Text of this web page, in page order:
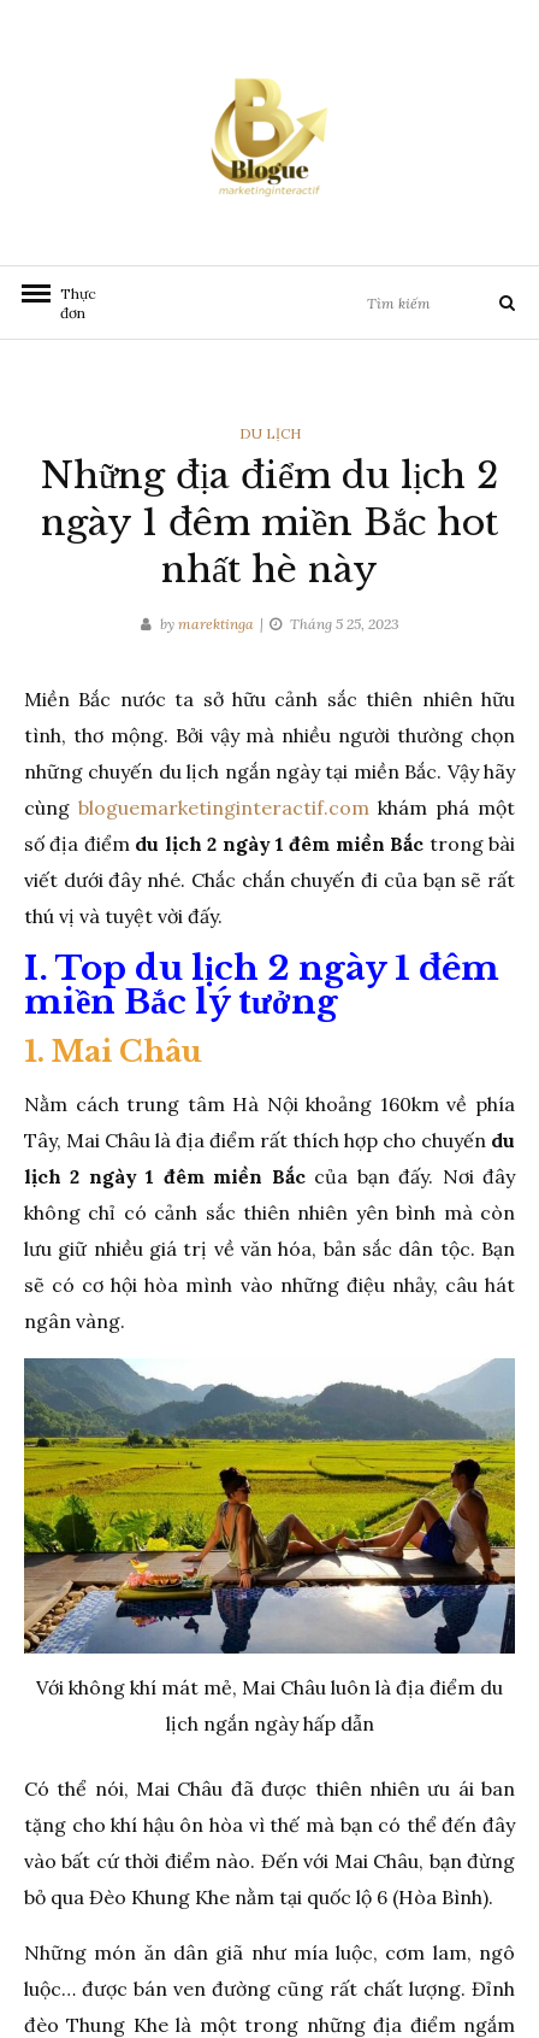
Thực
đơn
kiếm:
Tìm
THỂ
LOẠI
DU LỊCH
Những địa điểm du lịch 2
ngày 1 đêm miền Bắc hot
nhất hè này
by marektinga Tháng 5 25, 2023
Miền Bắc nước ta sở hữu cảnh sắc thiên nhiên hữu
tình, thơ mộng. Bởi vậy mà nhiều người thường chọn
những chuyến du lịch ngắn ngày tại miền Bắc. Vậy hãy
cùng bloguemarketinginteractif.com khám phá một
số địa điểm du lịch 2 ngày 1 đêm miền Bắc trong bài
viết dưới đây nhé. Chắc chắn chuyến đi của bạn sẽ rất
thú vị và tuyệt vời đấy.
I. Top du lịch 2 ngày 1 đêm
miền Bắc lý tưởng
1. Mai Châu
Nằm cách trung tâm Hà Nội khoảng 160km về phía
Tây, Mai Châu là địa điểm rất thích hợp cho chuyến du
lịch 2 ngày 1 đêm miền Bắccủa bạn đấy. Nơi đây
không chỉ có cảnh sắc thiên nhiên yên bình mà còn
lưu giữ nhiều giá trị về văn hóa, bản sắc dân tộc. Bạn
sẽ có cơ hội hòa mình vào những điệu nhảy, câu hát
ngân vàng.
Với không khí mát mẻ, Mai Châu luôn là địa điểm du
lịch ngắn ngày hấp dẫn
Có thể nói, Mai Châu đã được thiên nhiên ưu ái ban
tặng cho khí hậu ôn hòa vì thế mà bạn có thể đến đây
vào bất cứ thời điểm nào. Đến với Mai Châu, bạn đừng
bỏ qua Đèo Khung Khe nằm tại quốc lộ 6 (Hòa Bình).
Những món ăn dân giã như mía luộc, cơm lam, ngô
luộc… được bán ven đường cũng rất chất lượng. Đỉnh
đèo Thung Khe là một trong những địa điểm ngắm